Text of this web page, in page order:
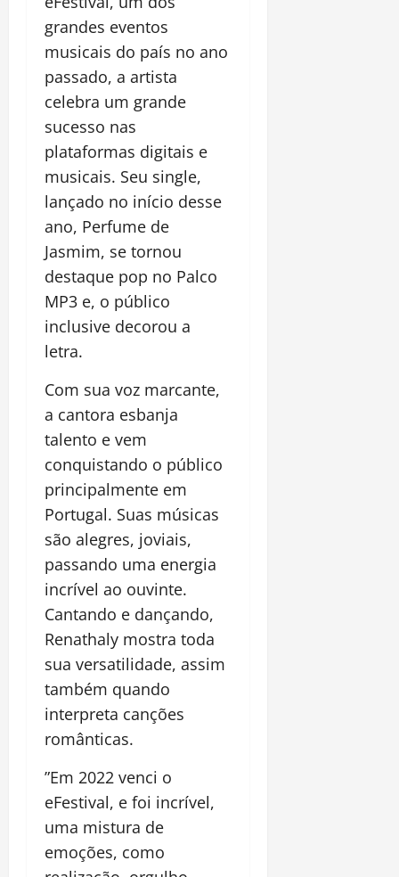
grandes eventos
musicais do país no ano
passado, a artista
celebra um grande
sucesso nas
plataformas digitais e
musicais. Seu single,
lançado no início desse
ano, Perfume de
Jasmim, se tornou
destaque pop no Palco
MP3 e, o público
inclusive decorou a
letra.
Com sua voz marcante,
a cantora esbanja
talento e vem
conquistando o público
principalmente em
Portugal. Suas músicas
são alegres, joviais,
passando uma energia
incrível ao ouvinte.
Cantando e dançando,
Renathaly mostra toda
sua versatilidade, assim
também quando
interpreta canções
românticas.
”Em 2022 venci o
eFestival, e foi incrível,
uma mistura de
emoções, como